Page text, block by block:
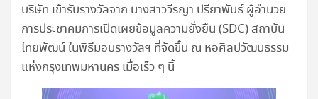
บริษัท เข้ารับรางวัลจาก นางสาววีรญา ปรียาพันธ์ ผู้อำนวย
การประชาคมการเปิดเผยข้อมูลความยั่งยืน (SDC) สถาบัน
ไทยพัฒน์ ในพิธีมอบรางวัลฯ ที่จัดขึ้น ณ หอศิลปวัฒนธรรม
แห่งกรุงเทพมหานคร เมื่อเร็ว ๆ นี้